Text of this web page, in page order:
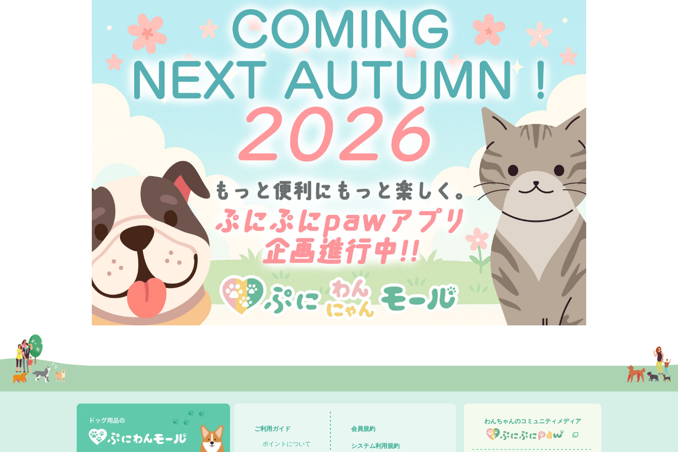
ご利用ガイド
ポイントについて
会員規約
システム利用規約
わんちゃんのコミュニティメディア